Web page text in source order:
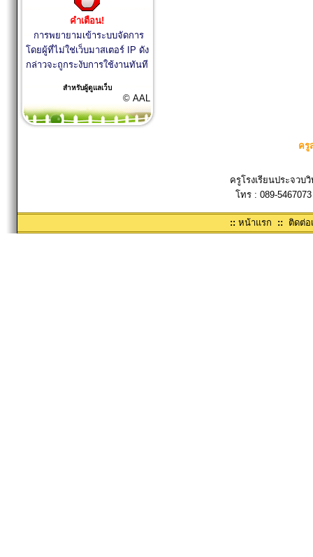
คำเตือน!
การพยายามเข้าระบบจัดการ
โดยผู้ที่ไม่ใช่เว็บมาสเตอร์ IP ดัง
กล่าวจะถูกระงับการใช้งานทันที
สำหรับผู้ดูแลเว็บ
© AAL
ครู
ครูโรงเรียนประจวบ
โทร : 089-
:: หน้าแรก :: ติดต่อ